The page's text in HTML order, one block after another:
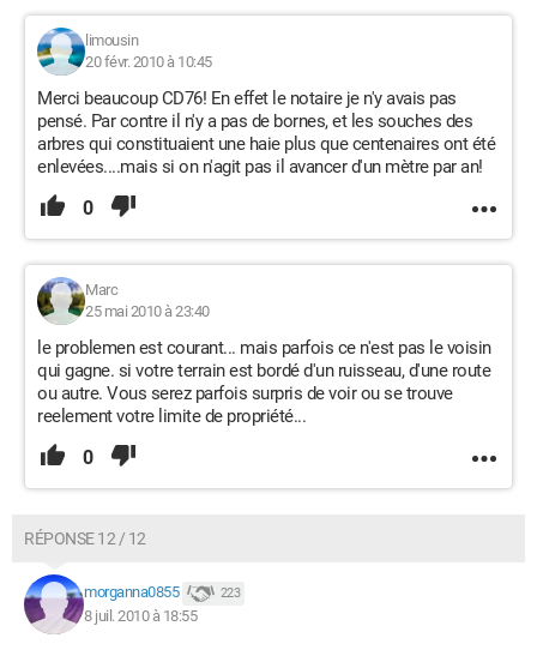
limousin
20 févr. 2010 à 10:45
Merci beaucoup CD76! En effet le notaire je n'y avais pas
pensé. Par contre il n'y a pas de bornes, et les souches des
arbres qui constituaient une haie plus que centenaires ont été
enlevées....mais si on n'agit pas il avancer d'un mètre par an!
0
Marc
25 mai 2010 à 23:40
le problemen est courant... mais parfois ce n'est pas le voisin
qui gagne. si votre terrain est bordé d'un ruisseau, d'une route
ou autre. Vous serez parfois surpris de voir ou se trouve
reelement votre limite de propriété...
0
RÉPONSE 12 / 12
morganna0855 223
8 juil. 2010 à 18:55